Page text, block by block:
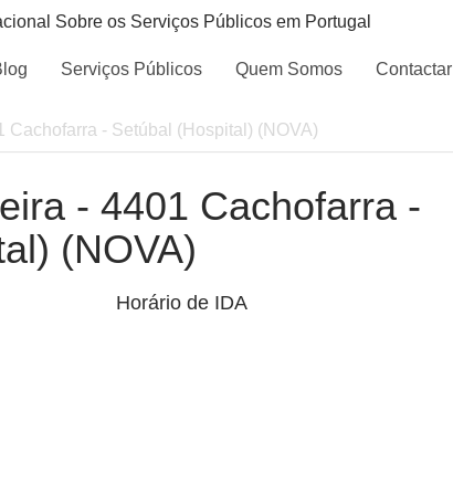
Sobre os Serviços Públicos em Portugal
Serviços Públicos Quem Somos Contactar
Cachofarra - Setúbal (Hospital) (NOVA)
- 4401 Cachofarra -
(NOVA)
Horário de IDA